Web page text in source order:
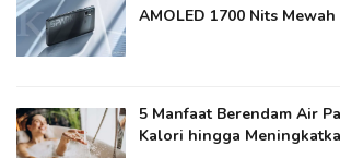
AMOLED 1700 Nits Mewah
5 Manfaat Berendam Air
Kalori hingga